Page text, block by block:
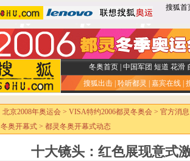
搜狐首
冬奥首页| 中国军团 短道 花滑
搜狐出击 聆听都灵 嘉宾在线
北京2008年奥运会 > VISA特约2006都灵冬奥会 > 官方消息
冬奥开幕式 > 都灵冬奥开幕式动态
十大镜头：红色展现意式